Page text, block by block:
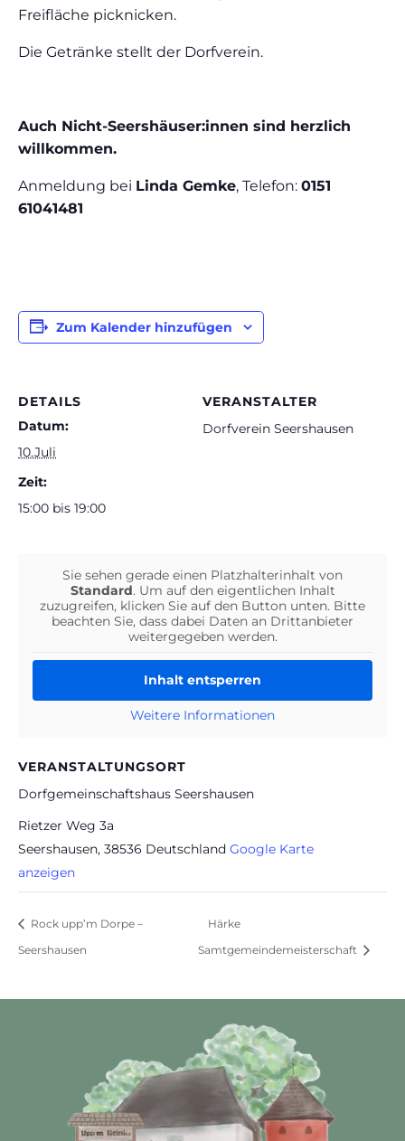
Freifläche picknicken.
Die Getränke stellt der Dorfverein.
Auch Nicht-Seershäuser:innen sind herzlich
willkommen.
Anmeldung bei Linda Gemke, Telefon: 0151
61041481
Zum Kalender hinzufügen
DETAILS
Datum:
10.Juli
Zeit:
15:00 bis 19:00
VERANSTALTER
Dorfverein Seershausen
VERANSTALTUNGSORT
Dorfgemeinschaftshaus Seershausen
Rietzer Weg 3a
Seershausen, 38536 Deutschland Google Karte
anzeigen
Sie sehen gerade einen Platzhalterinhalt von
Standard. Um auf den eigentlichen Inhalt
zuzugreifen, klicken Sie auf den Button unten. Bitte
beachten Sie, dass dabei Daten an Drittanbieter
weitergegeben werden.
Inhalt entsperren
Weitere Informationen
Rock upp’m Dorpe –
Seershausen
Härke
Samtgemeindemeisterschaft